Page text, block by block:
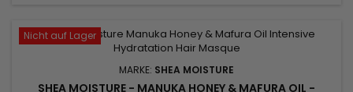
Nicht auf Lager
MARKE: SHEA MOISTURE
SHEA MOISTURE - MANUKA HONEY & MAFURA OIL -